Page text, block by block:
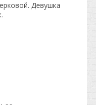
Девушка